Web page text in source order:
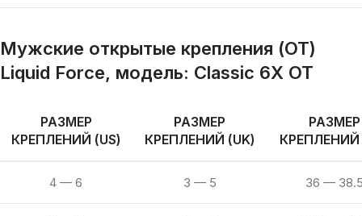
Мужские открытые крепления (OT)
Liquid Force, модель: Сlassic 6X OT
РАЗМЕР
КРЕПЛЕНИЙ (US)
РАЗМЕР
КРЕПЛЕНИЙ (UK)
РАЗМЕР
КРЕПЛЕНИЙ
4 — 6 3 — 5 36 —